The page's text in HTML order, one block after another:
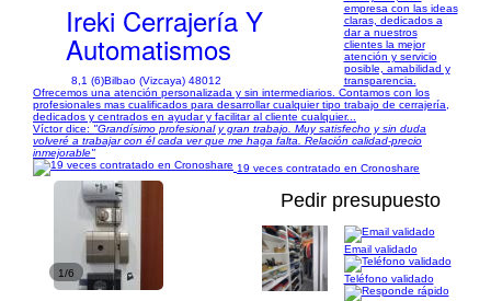
Ireki Cerrajería Y
Automatismos
8,1 (6)Bilbao (Vizcaya) 48012
empresa con las ideas
claras, dedicados a
dar a nuestros
clientes la mejor
atención y servicio
posible, amabilidad y
transparencia.
Ofrecemos una atención personalizada y sin intermediarios. Contamos con los
profesionales mas cualificados para desarrollar cualquier tipo trabajo de cerrajería,
dedicados y centrados en ayudar y facilitar al cliente cualquier...
Víctor dice: "Grandísimo profesional y gran trabajo. Muy satisfecho y sin duda
volveré a trabajar con él cada ver que me haga falta. Relación calidad-precio
inmejorable"
19 veces contratado en Cronoshare
1/6
Pedir presupuesto
Email validado
Teléfono validado